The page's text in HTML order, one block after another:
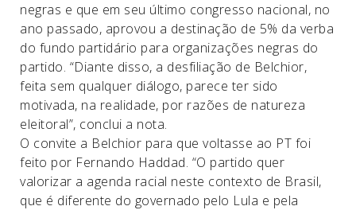
negras e que em seu último congresso nacional, no
ano passado, aprovou a destinação de 5% da verba
do fundo partidário para organizações negras do
partido. “Diante disso, a desfiliação de Belchior,
feita sem qualquer diálogo, parece ter sido
motivada, na realidade, por razões de natureza
eleitoral”, conclui a nota.
O convite a Belchior para que voltasse ao PT foi
feito por Fernando Haddad. “O partido quer
valorizar a agenda racial neste contexto de Brasil,
que é diferente do governado pelo Lula e pela